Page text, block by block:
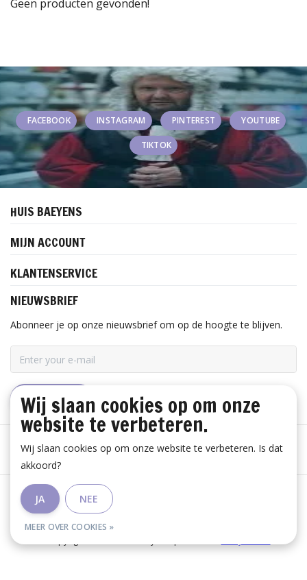
Geen producten gevonden!
FACEBOOK INSTAGRAM PINTEREST YOUTUBE
TIKTOK
HUIS BAEYENS
MIJN ACCOUNT
KLANTENSERVICE
NIEUWSBRIEF
Abonneer je op onze nieuwsbrief om op de hoogte te blijven.
ABONNEER
Algemene voorwaarden
Wij slaan cookies op om onze
website te verbeteren.
Wij slaan cookies op om onze website te verbeteren. Is dat
akkoord?
JA NEE
MEER OVER COOKIES »